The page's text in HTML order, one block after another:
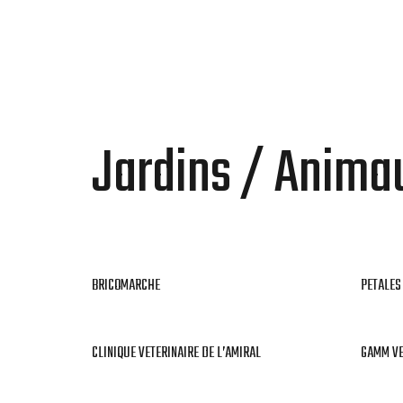
Jardins /
BRICOMARCHE
CLINIQUE VETERINAIRE DE L’AMIRAL GAMM